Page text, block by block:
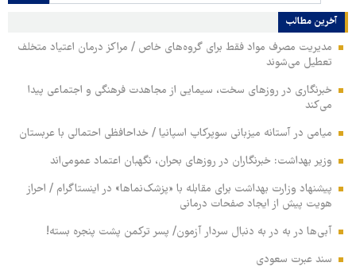
آخرین مطالب
مدیریت مصرف مواد فقط برای گروه‌های خاص / مراکز درمان اعتیاد متخلف
تعطیل می‌شوند
خبرنگاری در روزهای سخت، سیمایی از مجاهدت فرهنگی و اجتماعی پیدا
می‌کند
میامی در آستانه میزبانی سوپرکاپ اسپانیا / خداحافظی احتمالی با عربستان
وزیر بهداشت: خبرنگاران در روزهای بحران، نگهبان اعتماد عمومی‌اند
پیشنهاد وزارت بهداشت برای مقابله با «پزشک‌نماها» در اینستاگرام / احراز
هویت پیش از ایجاد صفحات درمانی
آبی‌ها در به در به دنبال سردار آزمون/ پسر ترکمن پشت پنجره بسته!
سند عبرت سعودی